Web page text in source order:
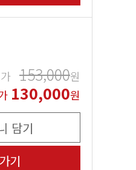
153,000원
130,000원
담기
기